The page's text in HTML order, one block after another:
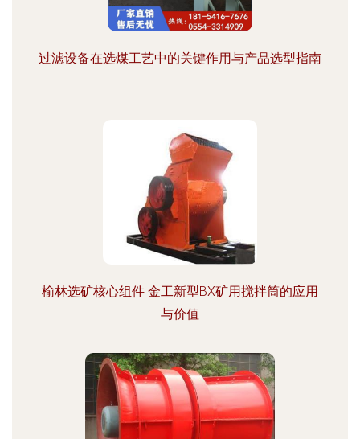
过滤设备在选煤工艺中的关键作用与产品选型指南
榆林选矿核心组件 金工新型BX矿用搅拌筒的应用
与价值